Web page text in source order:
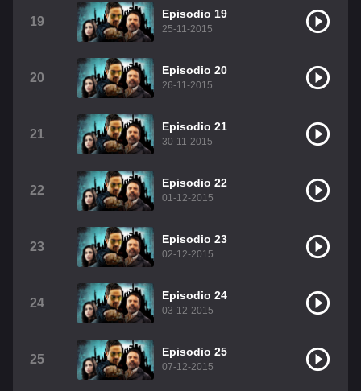
19
Episodio 19
25-11-2015
20
Episodio 20
26-11-2015
21
Episodio 21
30-11-2015
22
Episodio 22
01-12-2015
23
Episodio 23
02-12-2015
24
Episodio 24
03-12-2015
25
Episodio 25
07-12-2015